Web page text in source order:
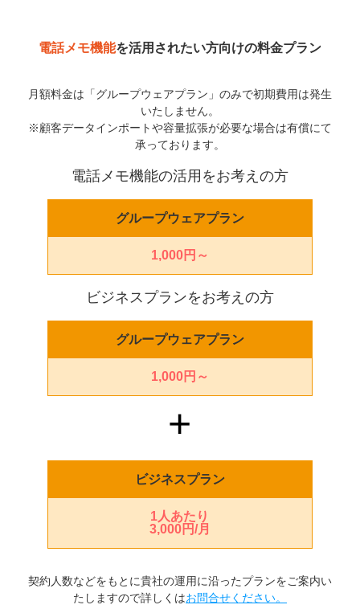
電話メモ機能を活用されたい方向けの料金プラン
月額料金は「グループウェアプラン」のみで初期費用は発生
いたしません。
※顧客データインポートや容量拡張が必要な場合は有償にて
承っております。
電話メモ機能の活用をお考えの方
グループウェアプラン
1,000円～
ビジネスプランをお考えの方
グループウェアプラン
1,000円～
ビジネスプラン
1人あたり
3,000円/月
契約人数などをもとに貴社の運用に沿ったプランをご案内い
たしますので詳しくはお問合せください。